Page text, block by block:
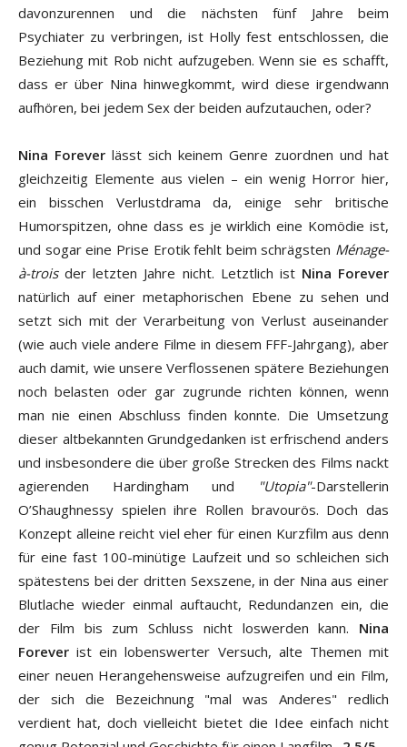
davonzurennen und die nächsten fünf Jahre beim
Psychiater zu verbringen, ist Holly fest entschlossen, die
Beziehung mit Rob nicht aufzugeben. Wenn sie es schafft,
dass er über Nina hinwegkommt, wird diese irgendwann
aufhören, bei jedem Sex der beiden aufzutauchen, oder?
Nina Forever lässt sich keinem Genre zuordnen und hat
gleichzeitig Elemente aus vielen – ein wenig Horror hier,
ein bisschen Verlustdrama da, einige sehr britische
Humorspitzen, ohne dass es je wirklich eine Komödie ist,
und sogar eine Prise Erotik fehlt beim schrägsten Ménage-
à-troisder letzten Jahre nicht. Letztlich ist Nina Forever
natürlich auf einer metaphorischen Ebene zu sehen und
setzt sich mit der Verarbeitung von Verlust auseinander
(wie auch viele andere Filme in diesem FFF-Jahrgang), aber
auch damit, wie unsere Verflossenen spätere Beziehungen
noch belasten oder gar zugrunde richten können, wenn
man nie einen Abschluss finden konnte. Die Umsetzung
dieser altbekannten Grundgedanken ist erfrischend anders
und insbesondere die über große Strecken des Films nackt
agierenden Hardingham und
"Utopia"-Darstellerin
O’Shaughnessy spielen ihre Rollen bravourös. Doch das
Konzept alleine reicht viel eher für einen Kurzfilm aus denn
für eine fast 100-minütige Laufzeit und so schleichen sich
spätestens bei der dritten Sexszene, in der Nina aus einer
Blutlache wieder einmal auftaucht, Redundanzen ein, die
der Film bis zum Schluss nicht loswerden kann. Nina
Forever ist ein lobenswerter Versuch, alte Themen mit
einer neuen Herangehensweise aufzugreifen und ein Film,
der sich die Bezeichnung "mal was Anderes" redlich
verdient hat, doch vielleicht bietet die Idee einfach nicht